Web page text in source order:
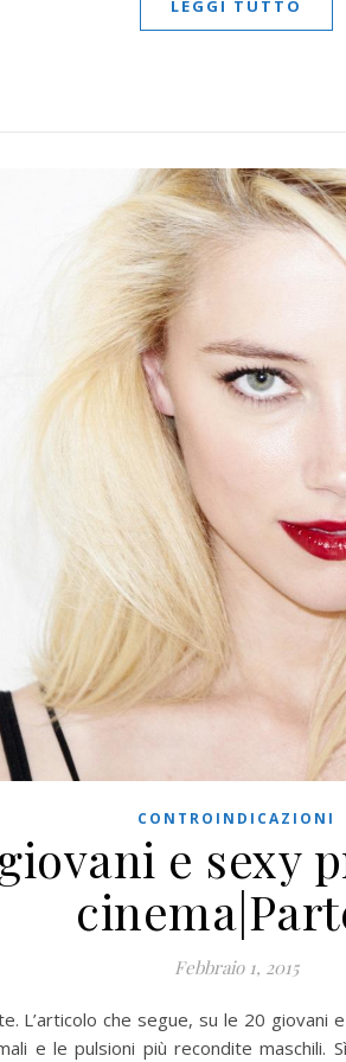
LEGGI TUTTO
CONTROINDICAZIONI
e sexy
Febbraio 1, 2015
L’articolo che segue, su le 20
e le pulsioni più recondite maschili.